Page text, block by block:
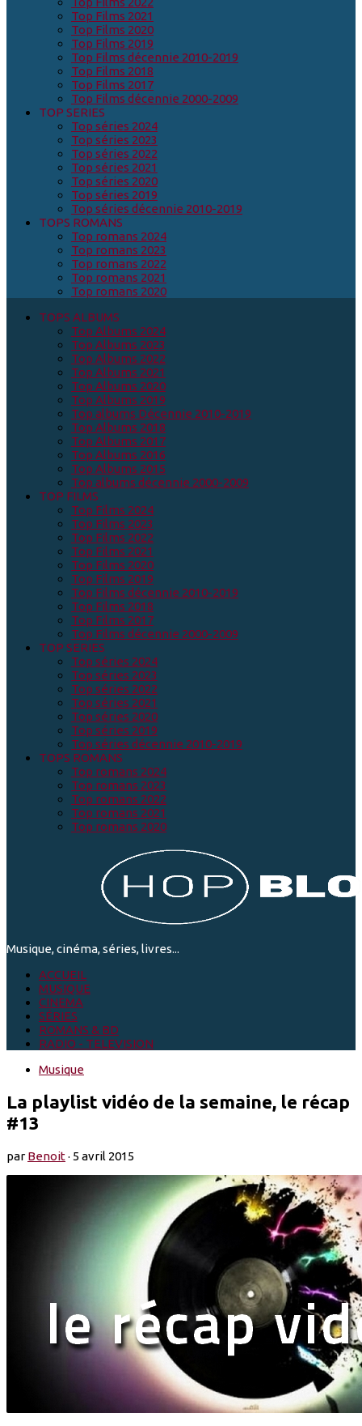
Top Films 2021
Top Films 2020
Top Films 2019
Top Films décennie 2010-2019
Top Films 2018
Top Films 2017
Top Films décennie 2000-2009
TOP SERIES
Top séries 2024
Top séries 2023
Top séries 2022
Top séries 2021
Top séries 2020
Top séries 2019
Top séries décennie 2010-2019
TOPS ROMANS
Top romans 2024
Top romans 2023
Top romans 2022
Top romans 2021
Top romans 2020
TOPS ALBUMS
Top Albums 2024
Top Albums 2023
Top Albums 2022
Top Albums 2021
Top Albums 2020
Top Albums 2019
Top albums Décennie 2010-2019
Top Albums 2018
Top Albums 2017
Top Albums 2016
Top Albums 2015
Top albums décennie 2000-2009
TOP FILMS
Top Films 2024
Top Films 2023
Top Films 2022
Top Films 2021
Top Films 2020
Top Films 2019
Top Films décennie 2010-2019
Top Films 2018
Top Films 2017
Top Films décennie 2000-2009
TOP SERIES
Top séries 2024
Top séries 2023
Top séries 2022
Top séries 2021
Top séries 2020
Top séries 2019
Top séries décennie 2010-2019
TOPS ROMANS
Top romans 2024
Top romans 2023
Top romans 2022
Top romans 2021
Top romans 2020
Musique, cinéma, séries, livres...
ACCUEIL
MUSIQUE
CINEMA
SÉRIES
ROMANS & BD
RADIO - TELEVISION
Musique
La playlist vidéo de la semaine, le récap
#13
parBenoit· 5 avril 2015